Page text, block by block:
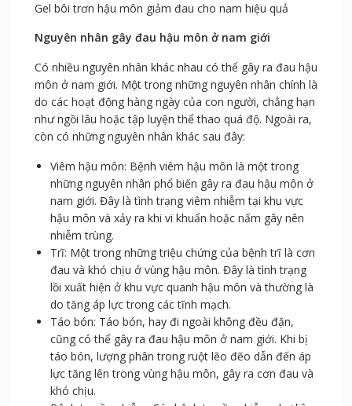
Gel bôi trơn hậu môn giảm đau cho nam hiệu quả
Nguyên nhân gây đau hậu môn ở nam giới
Có nhiều nguyên nhân khác nhau có thể gây ra đau hậu
môn ở nam giới. Một trong những nguyên nhân chính là
do các hoạt động hàng ngày của con người, chẳng hạn
như ngồi lâu hoặc tập luyện thể thao quá độ. Ngoài ra,
còn có những nguyên nhân khác sau đây:
Viêm hậu môn: Bệnh viêm hậu môn là một trong
những nguyên nhân phổ biến gây ra đau hậu môn ở
nam giới. Đây là tình trạng viêm nhiễm tại khu vực
hậu môn và xảy ra khi vi khuẩn hoặc nấm gây nên
nhiễm trùng.
Trĩ: Một trong những triệu chứng của bệnh trĩ là cơn
đau và khó chịu ở vùng hậu môn. Đây là tình trạng
lồi xuất hiện ở khu vực quanh hậu môn và thường là
do tăng áp lực trong các tĩnh mạch.
Táo bón: Táo bón, hay đi ngoài không đều đặn,
cũng có thể gây ra đau hậu môn ở nam giới. Khi bị
táo bón, lượng phân trong ruột lẽo đẽo dẫn đến áp
lực tăng lên trong vùng hậu môn, gây ra cơn đau và
khó chịu.